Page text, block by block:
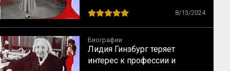
Хепбёрн
8/13/2024
Биографии
Лидия Гинзбург теряет
интерес к профессии и